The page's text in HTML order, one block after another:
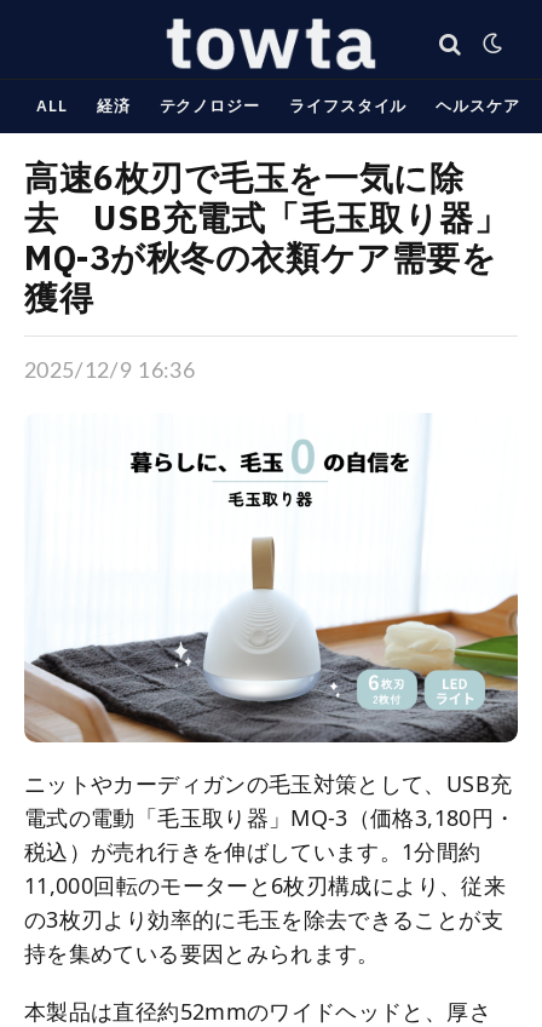
ALL 経済 テクノロジー ライフスタイル ヘルスケア
高速6枚刃で毛玉を一気に除
去 USB充電式「毛玉取り器」
MQ-3が秋冬の衣類ケア需要を
獲得
2025/12/9 16:36
ニットやカーディガンの毛玉対策として、USB充
電式の電動「毛玉取り器」MQ-3（価格3,180円・
税込）が売れ行きを伸ばしています。1分間約
11,000回転のモーターと6枚刃構成により、従来
の3枚刃より効率的に毛玉を除去できることが支
持を集めている要因とみられます。
本製品は直径約52mmのワイドヘッドと、厚さ